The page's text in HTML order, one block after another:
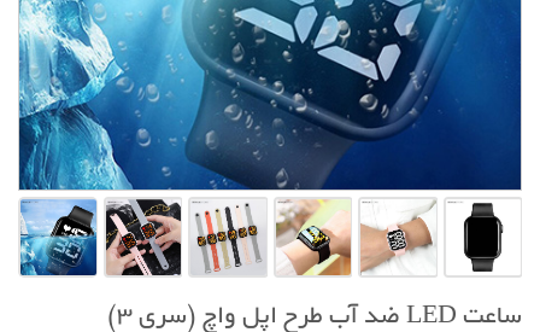
ساعت LED ضد آب طرح اپل واچ (سری 3)